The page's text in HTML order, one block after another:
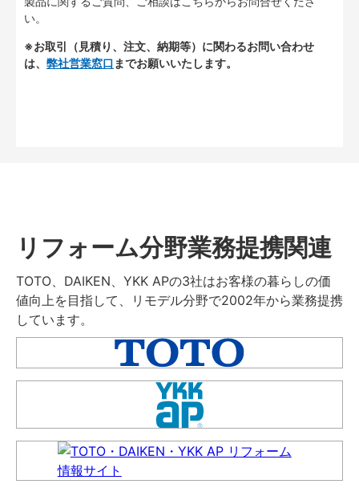
い。
※お取引（見積り、注文、納期等）に関わるお問い合わせ
は、 弊社営業窓口 までお願いいたします。
リフォーム分野業務提携関連
TOTO、DAIKEN、YKK APの3社はお客様の暮らしの価
値向上を目指して、リモデル分野で2002年から業務提携
しています。